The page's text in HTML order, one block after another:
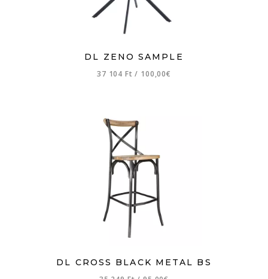
DL ZENO SAMPLE
37 104 Ft/ 100,00€
DL CROSS BLACK METAL BS